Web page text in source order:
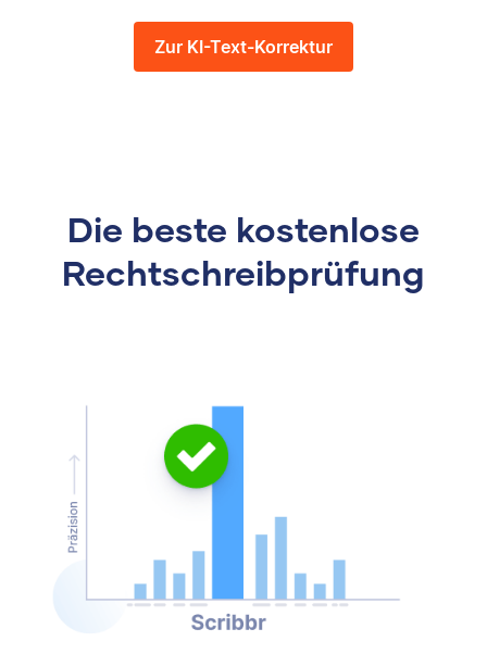
Zur KI-Text-Korrektur
Die beste kostenlose
Rechtschreibprüfung